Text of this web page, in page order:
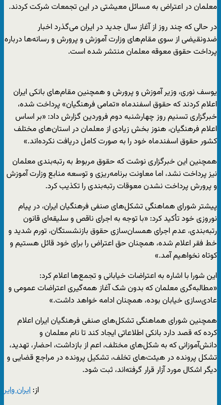
معلمان در اعتراض به مسائل معیشتی در این تجمعات شرکت کردند.
در حالی که چند روز از آغاز سال جدید در ایران می‌گذرد اخبار
ضدونقیضی از سوی مقام‌های وزارت آموزش و پرورش و رسانه‌ها درباره
پرداخت حقوق معوقه معلمان منتشر شده است.
یوسف نوری، وزیر آموزش و پرورش و همچنین مقام‌های بانکی ایران
اعلام کردند که حقوق اسفندماه «تمامی فرهنگیان» پرداخت شده،
خبرگزاری تسنیم روز چهارشنبه دوم فروردین گزارش داد: «بر اساس
اعلام فرهنگیان، هنوز بخش زیادی از معلمان در استان‌های مختلف
کشور حقوق اسفندماه خود را به ‌صورت کامل دریافت نکرده‌‌اند.»
همچنین این خبرگزاری نوشت که حقوق مربوط به رتبه‌بندی معلمان
نیز پرداخت نشد، اما معاونت برنامه‌ریزی و توسعه منابع وزارت آموزش
و پرورش پرداخت ‌نشدن معوقات رتبه‌بندی را تکذیب کرد.
پیشتر شورای هماهنگی تشکل‌های صنفی فرهنگیان ایران، در پیام
نوروزی خود تأکید کرد: «با توجه به اجرای ناقص و سلیقه‌ای قانون
رتبه‌بندی، عدم اجرای همسان‌سازی حقوق بازنشستگان، تورم شدید و
خط فقر اعلام شده، همچنان حق اعتراض را برای خود قائل هستیم و
کوتاه نخواهیم آمد.»
این شورا با اشاره به اعتراضات خیابانی و تجمع‌ها اعلام کرد:
«مطالبه‌گری معلمان که بدون شک آغاز همه‌گیری اعتراضات عمومی و
عادی‌سازی خیابان بوده، همچنان ادامه خواهد داشت.»
همچنین شورای هماهنگی تشکل‌های صنفی فرهنگیان ایران اعلام
کرده که قصد دارد بانکی اطلاعاتی ایجاد کند تا نام معلمان و
دانش‌آموزانی که به شکل‌های مختلف، اعم از بازداشت، احضار، تهدید،
تشکل پرونده در هیئت‌های تخلف، تشکیل پرونده در مراجع قضایی و
دیگر اشکال مورد آزار قرار گرفته‌اند، ثبت شود.
از: ایران وایر